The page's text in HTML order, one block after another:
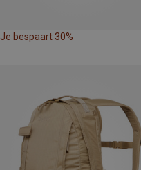
Je bespaart 30%